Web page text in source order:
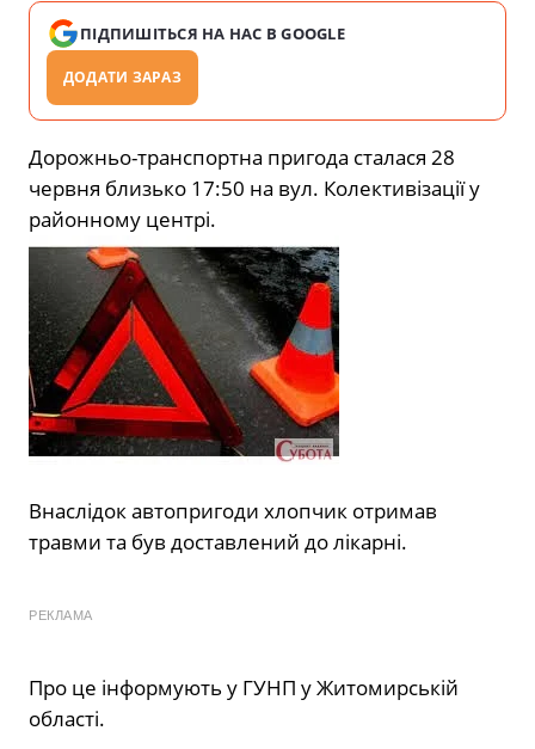
ПІДПИШІТЬСЯ НА НАС В GOOGLE
ДОДАТИ ЗАРАЗ
Дорожньо-транспортна пригода сталася 28
червня близько 17:50 на вул. Колективізації у
районному центрі.
Внаслідок автопригоди хлопчик отримав
травми та був доставлений до лікарні.
РЕКЛАМА
Про це інформують у ГУНП у Житомирській
області.